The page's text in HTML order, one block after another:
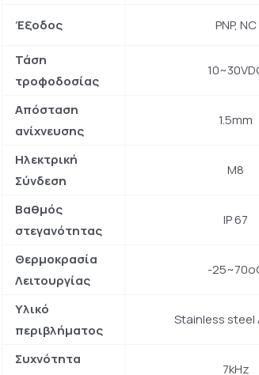
Έξοδος PNP, NC
Τάση
τροφοδοσίας
Απόσταση
ανίχνευσης
1.5mm
Ηλεκτρική
Σύνδεση
Μ8
Βαθμός
στεγανότητας
IP 67
Θερμοκρασία
Λειτουργίας
-
Υλικό
περιβλήματος
Stainless steel
Συχνότητα
7kHz